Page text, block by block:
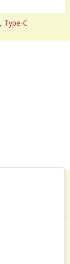
, Type-C